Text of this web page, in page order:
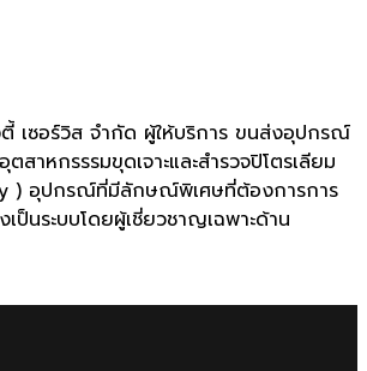
เซอร์วิส จำกัด ผู้ให้บริการ ขนส่งอุปกรณ์
สาหกรรรมขุดเจาะและสำรวจปิโตรเลียม
) อุปกรณ์ที่มีลักษณ์พิเศษที่ต้องการการ
ป็นระบบโดยผู้เชี่ยวชาญเฉพาะด้าน